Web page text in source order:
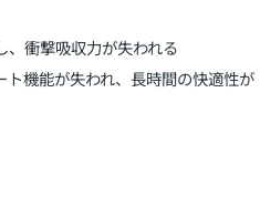
、衝撃吸収力が失われる
機能が失われ、長時間の快適性が